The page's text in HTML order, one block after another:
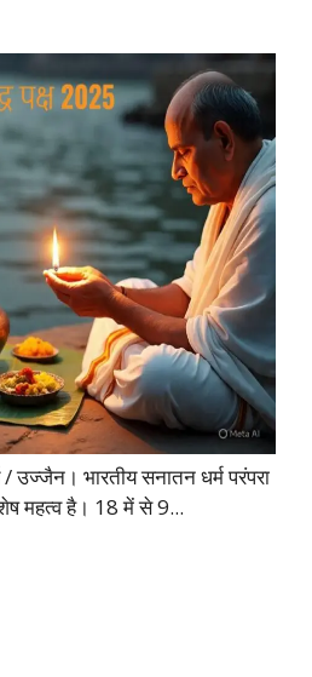
/ उज्जैन। भारतीय सनातन धर्म परंपरा
महत्व है। 18 में से 9...